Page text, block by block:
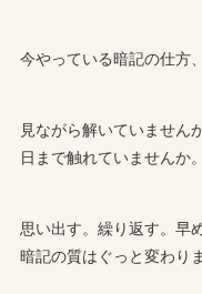
今やっている暗記の仕方
見ながら解いていません
日まで触れていませんか。
思い出す。繰り返す。早
暗記の質はぐっと変わり